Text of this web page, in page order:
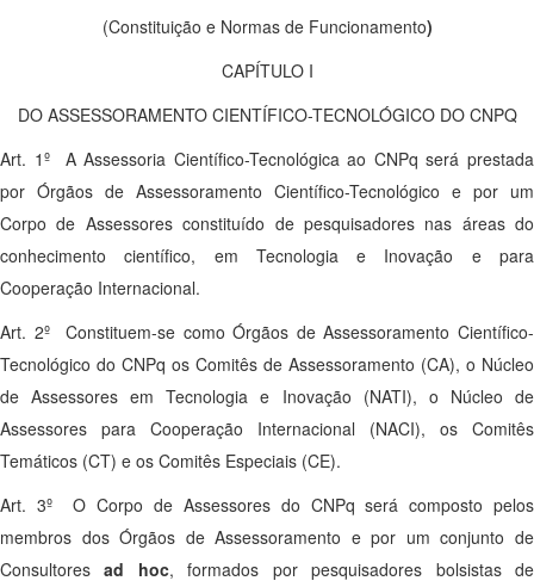
(Constituição e Normas de Funcionamento)
CAPÍTULO I
DO ASSESSORAMENTO CIENTÍFICO-TECNOLÓGICO DO CNPQ
Art. 1º A Assessoria Científico-Tecnológica ao CNPq será prestada
por Órgãos de Assessoramento Científico-Tecnológico e por um
Corpo de Assessores constituído de pesquisadores nas áreas do
conhecimento científico, em Tecnologia e Inovação e para
Cooperação Internacional.
Art. 2º Constituem-se como Órgãos de Assessoramento Científico-
Tecnológico do CNPq os Comitês de Assessoramento (CA), o Núcleo
de Assessores em Tecnologia e Inovação (NATI), o Núcleo de
Assessores para Cooperação Internacional (NACI), os Comitês
Temáticos (CT) e os Comitês Especiais (CE).
Art. 3º O Corpo de Assessores do CNPq será composto pelos
membros dos Órgãos de Assessoramento e por um conjunto de
Consultoresad hoc, formados por pesquisadores bolsistas de